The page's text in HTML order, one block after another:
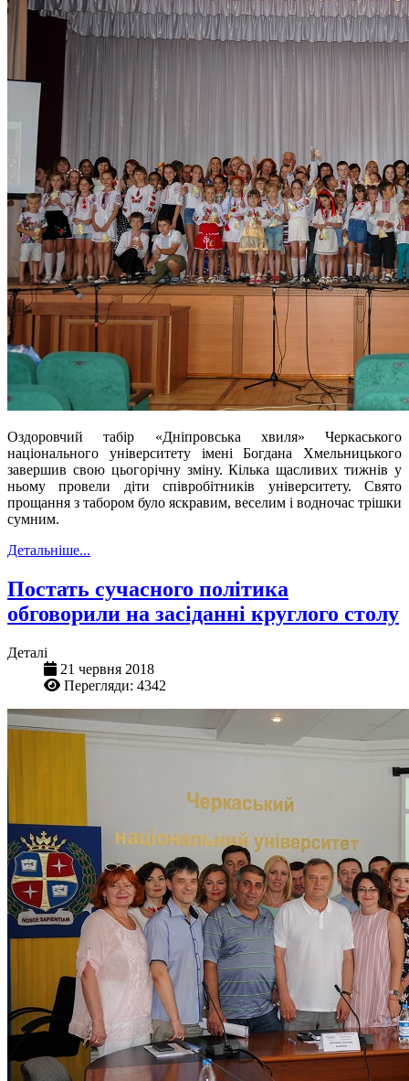
Оздоровчий табір «Дніпровська хвиля» Черкаського
національного університету імені Богдана Хмельницького
завершив свою цьогорічну зміну. Кілька щасливих тижнів у
ньому провели дітиспівробітників університету. Свято
прощання з табором було яскравим, веселим і водночас трішки
сумним.
Детальніше...
Постать сучасного політика
обговорили на засіданні круглого столу
Деталі
21 червня 2018
Перегляди: 4342